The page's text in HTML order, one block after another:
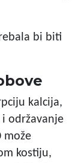
bi biti
kalcija,
održavanje
može
kostiju,